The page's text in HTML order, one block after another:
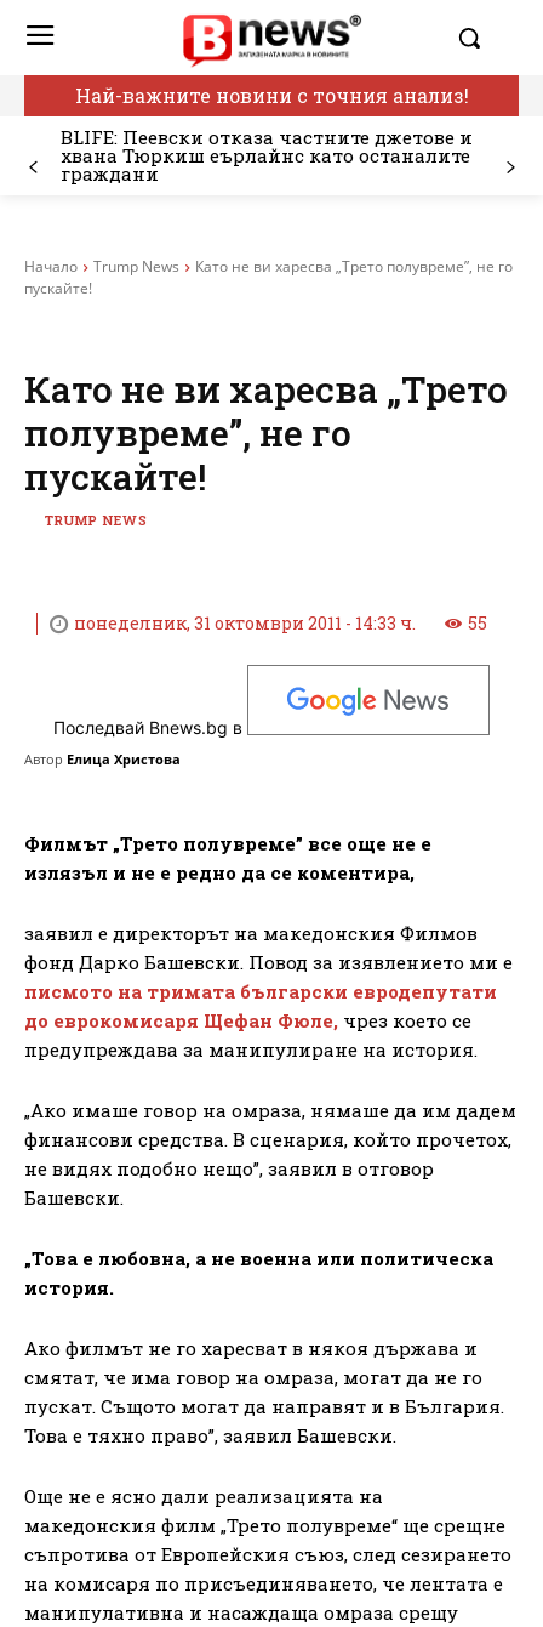
Най-важните новини с точния анализ!
BLIFE: Пеевски отказа частните джетове и
хвана Тюркиш еърлайнс като останалите
граждани
Начало Trump News
Като не ви харесва „Трето полувреме”, не го
пускайте!
Като не ви харесва „Трето
полувреме”, не го
пускайте!
TRUMP NEWS
понеделник, 31 октомври 2011 - 14:33 ч. 55
Последвай Bnews.bg в
Автор Елица Христова
Филмът „Трето полувреме” все още не е
излязъл и не е редно да се коментира,
заявил е директорът на македонския Филмов
фонд Дарко Башевски. Повод за изявлението ми е
писмото на тримата български евродепутати
до еврокомисаря Щефан Фюле, чрез което се
предупреждава за манипулиране на история.
„Ако имаше говор на омраза, нямаше да им дадем
финансови средства. В сценария, който прочетох,
не видях подобно нещо”, заявил в отговор
Башевски.
„Това е любовна, а не военна или политическа
история.
Ако филмът не го харесват в някоя държава и
смятат, че има говор на омраза, могат да не го
пускат. Същото могат да направят и в България.
Това е тяхно право”, заявил Башевски.
Още не е ясно дали реализацията на
македонския филм „Трето полувреме“ ще срещне
съпротива от Европейския съюз, след сезирането
на комисаря по присъединяването, че лентата е
манипулативна и насаждаща омраза срещу